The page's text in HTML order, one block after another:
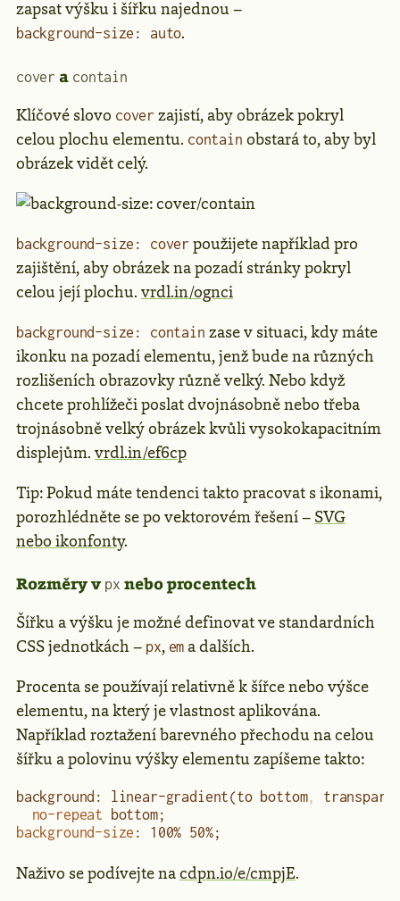
zapsat výšku i šířku najednou –
background-size: auto.
cover a contain
Klíčové slovo cover zajistí, aby obrázek pokryl
celou plochu elementu. contain obstará to, aby byl
obrázek vidět celý.
background-size: cover použijete například pro
zajištění, aby obrázek na pozadí stránky pokryl
celou její plochu. vrdl.in/ognci
background-size: contain zase v situaci, kdy máte
ikonku na pozadí elementu, jenž bude na různých
rozlišeních obrazovky různě velký. Nebo když
chcete prohlížeči poslat dvojnásobně nebo třeba
trojnásobně velký obrázek kvůli vysokokapacitním
displejům. vrdl.in/ef6cp
Tip: Pokud máte tendenci takto pracovat s ikonami,
porozhlédněte se po vektorovém řešení – SVG
nebo ikonfonty.
Rozměry v px nebo procentech
Šířku a výšku je možné definovat ve standardních
CSS jednotkách – px, em a dalších.
Procenta se používají relativně k šířce nebo výšce
elementu, na který je vlastnost aplikována.
Například roztažení barevného přechodu na celou
šířku a polovinu výšky elementu zapíšeme takto:
background: linear-gradient(to bottom,
  no-repeat
bottom;
background-size : 100% 50%;
Naživo se podívejte nacdpn.io/e/cmpjE.